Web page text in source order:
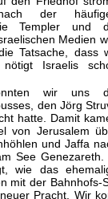
der
Templer und
Medien
Tatsache, dass
Israelis
wir uns
den Jörg
hatte. Damit
von Jerusalem
und Jaffa
See Genezareth.
wie das
mit der
Pracht. Wir